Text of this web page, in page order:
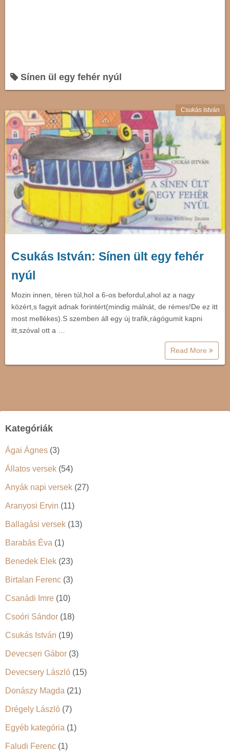
Sínen ül egy fehér nyúl
Csukás István
Csukás István: Sínen ült egy fehér
nyúl
Mozin innen, téren túl,hol a 6-os befordul,ahol az a nagy
közért,s fagyit adnak forintért(mindig málnát, de rémes!De ez itt
most mellékes).S szemben áll egy új trafik,rágógumit kapni
itt,szóval ott a …
Read More
Kategóriák
Ágai Ágnes (3)
Állatos versek (54)
Anyák napi versek (27)
Aranyosi Ervin (11)
Ballagási versek (13)
Barabás Éva (1)
Benedek Elek (23)
Birtalan Ferenc (3)
Csanádi Imre (10)
Csoóri Sándor (18)
Csukás István (19)
Devecseri Gábor (3)
Devecsery László (15)
Donászy Magda (21)
Drégely László (7)
Egyéb kategória (1)
Faludi Ferenc (1)